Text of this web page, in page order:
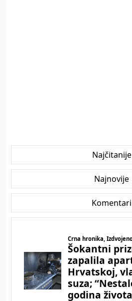
Najčitanije
Najnovije
Komentari